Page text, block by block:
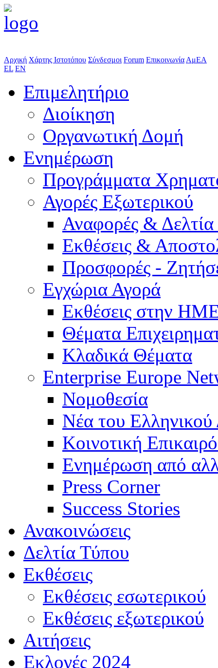
Αρχική Χάρτης Ιστοτόπου Σύνδεσμοι Forum Επικοινωνία ΑμΕΑ
EL EN
Επιμελητήριο
Διοίκηση
Οργανωτική Δομή
Ενημέρωση
Προγράμματα
Αγορές Εξωτερικού
Αναφορές &
Εκθέσεις &
Προσφορές -
Εγχώρια Αγορά
Εκθέσεις στην
Θέματα
Κλαδικά Θέματα
Enterprise Europe
Νομοθεσία
Νέα του Ελληνικού
Κοινοτική
Ενημέρωση από
Press Corner
Success Stories
Ανακοινώσεις
Δελτία Τύπου
Εκθέσεις
Εκθέσεις εσωτερικού
Εκθέσεις εξωτερικού
Αιτήσεις
Εκλογές 2024